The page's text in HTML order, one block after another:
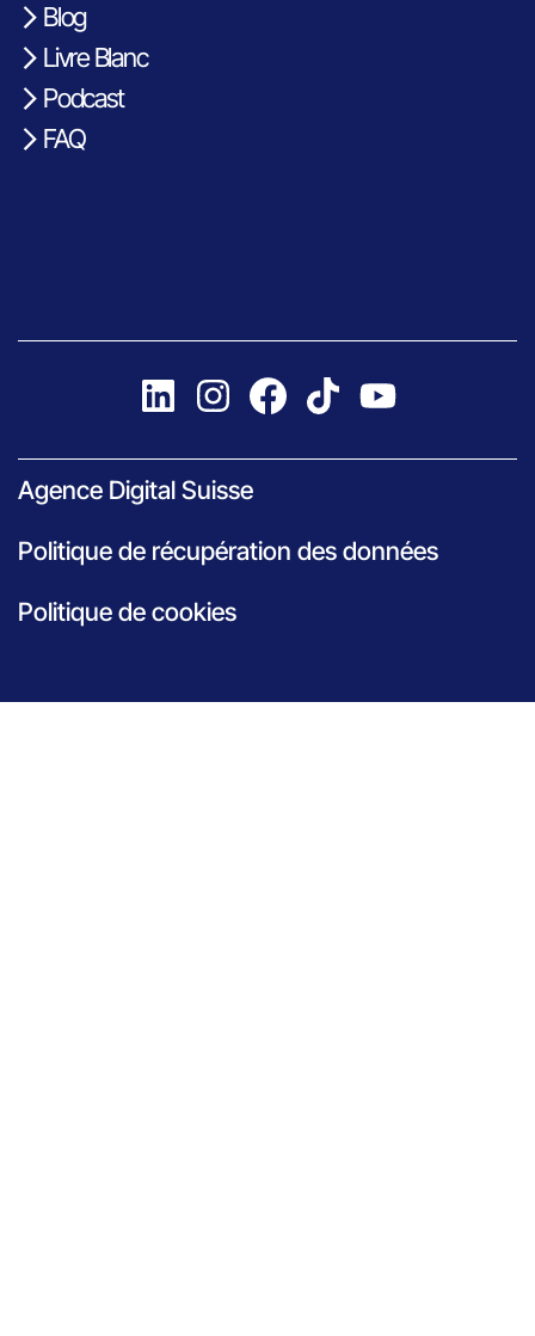
Blog
Livre Blanc
Podcast
FAQ
Agence Digital Suisse
Politique de récupération des données
Politique de cookies